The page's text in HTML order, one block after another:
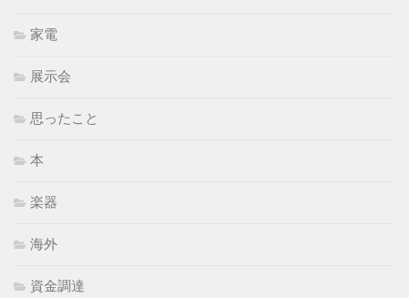
家電
展示会
思ったこと
本
楽器
海外
資金調達